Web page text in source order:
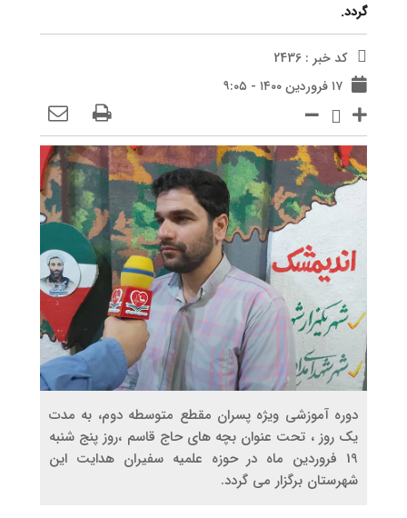
گردد.
کد خبر : 2436
۱۷ فروردین ۱۴۰۰ - ۹:۰۵
دوره آموزشی ویژه پسران مقطع متوسطه دوم، به مدت
یک روز ، تحت عنوان بچه های حاج قاسم ،روز پنج شنبه
19 فروردین ماه در حوزه علمیه سفیران هدایت این
شهرستان برگزار می گردد.